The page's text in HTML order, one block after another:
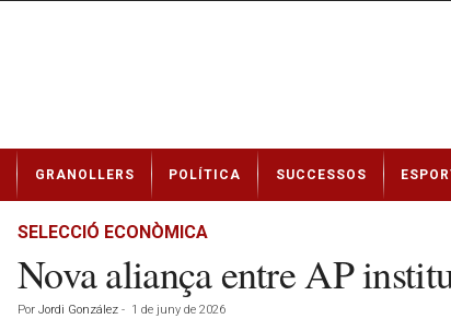
t
GRANOLLERS POLÍTICA SUCCESSOS
SELECCIÓ ECONÒMICA
Nova aliança entre AP
Por Jordi González - 1 de juny de 2026